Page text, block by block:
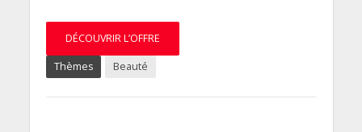
DÉCOUVRIR L’OFFRE
Thèmes Beauté